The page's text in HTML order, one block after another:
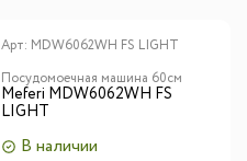
Арт: MDW6062WH FS LIGHT
Посудомоечная машина 60см
Meferi MDW6062WH FS
LIGHT
В наличии